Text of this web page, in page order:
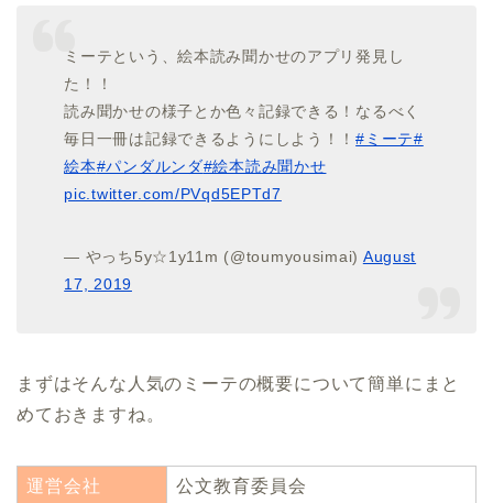
ミーテという、絵本読み聞かせのアプリ発見し
た！！
読み聞かせの様子とか色々記録できる！なるべく
毎日一冊は記録できるようにしよう！！#ミーテ#
絵本#パンダルンダ#絵本読み聞かせ
pic.twitter.com/PVqd5EPTd7
— やっち5y☆1y11m (@toumyousimai) August
17, 2019
まずはそんな人気のミーテの概要について簡単にまと
めておきますね。
運営会社 公文教育委員会